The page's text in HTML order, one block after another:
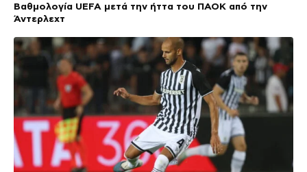
Βαθμολογία UEFA μετά την ήττα του ΠΑΟΚ από την
Άντερλεχτ